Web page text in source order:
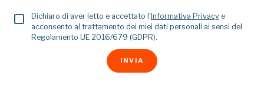
Dichiaro di aver letto e accettato l'Informativa Privacye
acconsento al trattamento dei miei dati personali ai sensi del
Regolamento UE 2016/679 (GDPR).